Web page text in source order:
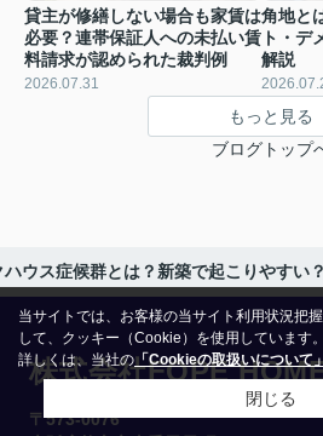
貸主が修繕しない場合も家賃は
必要？連帯保証人への未払い賃
料請求が認められた裁判例
2026.07.31
角地と
ト・デ
解説
もっと見る
ブログトップ
ハウス症候群とは？新築で起こりやすい
株式会社FOPE
〒573-0076
当サイトでは、お客様の当サイト利用状況把
して、クッキー（Cookie）を使用しています。
詳しくは、当社の「Cookieの取扱いについて
閉じる